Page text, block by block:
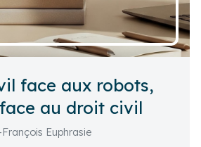
face aux robots,
au droit civil
- Pierre-François Euphrasie